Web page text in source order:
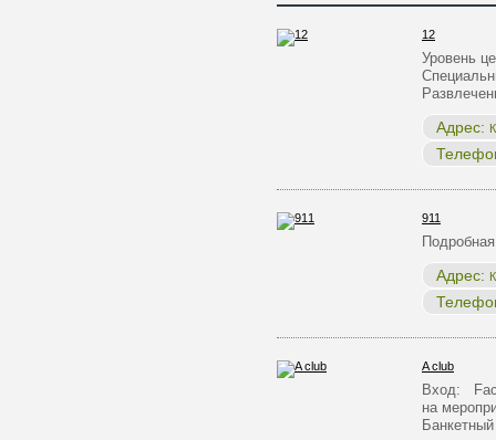
12
Уровень
Адрес:
911
Адрес:
A club
Вход:
на